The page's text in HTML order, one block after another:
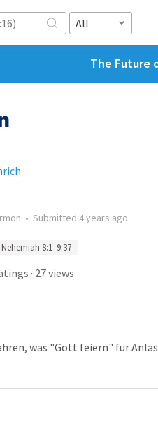
All
The Future
• Submitted 4 years ago
Nehemiah 8:1–9:37
· 27views
was "Gott feiern" für